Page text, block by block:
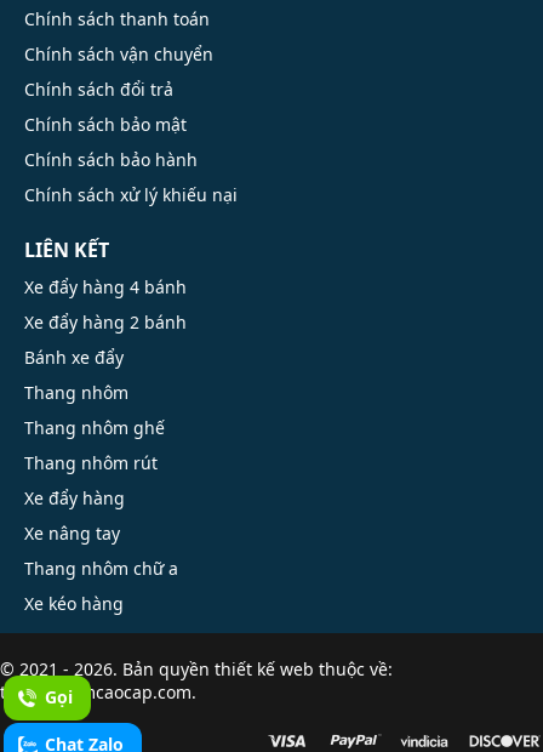
Chính sách thanh toán
Chính sách vận chuyển
Chính sách đổi trả
Chính sách bảo mật
Chính sách bảo hành
Chính sách xử lý khiếu nại
LIÊN KẾT
Xe đẩy hàng 4 bánh
Xe đẩy hàng 2 bánh
Bánh xe đẩy
Thang nhôm
Thang nhôm ghế
Thang nhôm rút
Xe đẩy hàng
Xe nâng tay
Thang nhôm chữ a
Xe kéo hàng
© 2021 - 2026. Bản quyền thiết kế web thuộc về:
thangnhomcaocap.com.
Gọi
Chat Zalo